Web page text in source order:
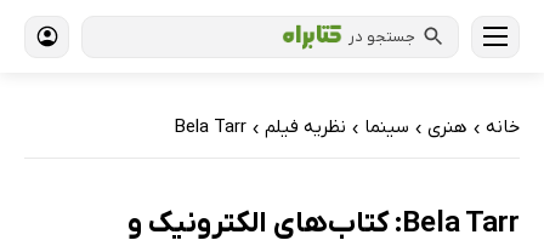
جستجو در
خانه › هنری › سینما › نظریه فیلم ›
Bela Tarr
Bela Tarr: کتاب‌های الکترونیک و